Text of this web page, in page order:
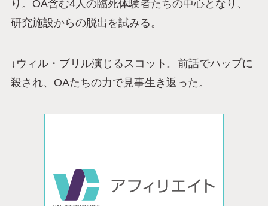
り。OA含む4人の臨死体験者たちの中心となり、
研究施設からの脱出を試みる。
↓ウィル・ブリル演じるスコット。前話でハップに
殺され、OAたちの力で見事生き返った。